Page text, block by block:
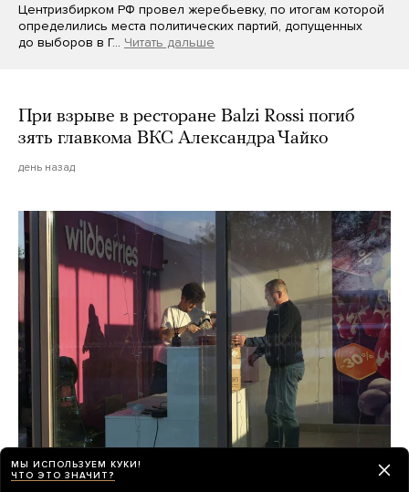
Центризбирком РФ провел жеребьевку, по итогам которой
определились места политических партий, допущенных
до выборов в Г… Читать дальше
При взрыве в ресторане Balzi Rossi погиб
зять главкома ВКС Александра Чайко
день назад
Wildberries потеряла как минимум 100
МЫ ИСПОЛЬЗУЕМ КУКИ!
ЧТО ЭТО ЗНАЧИТ?